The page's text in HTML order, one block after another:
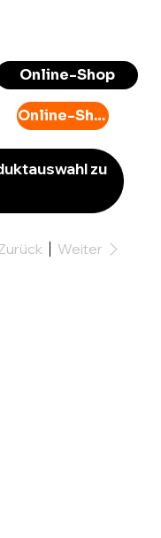
Online-Shop
Online-Shop
zu
Weiter